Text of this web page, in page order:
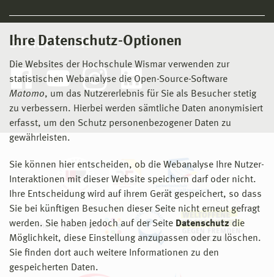
Ihre Datenschutz-Optionen
Die Websites der Hochschule Wismar verwenden zur
statistischen Webanalyse die Open-Source-Software
Matomo, um das Nutzererlebnis für Sie als Besucher stetig
zu verbessern. Hierbei werden sämtliche Daten anonymisiert
erfasst, um den Schutz personenbezogener Daten zu
gewährleisten.
Sie können hier entscheiden, ob die Webanalyse Ihre Nutzer-
Interaktionen mit dieser Website speichern darf oder nicht.
Ihre Entscheidung wird auf ihrem Gerät gespeichert, so dass
Sie bei künftigen Besuchen dieser Seite nicht erneut gefragt
werden. Sie haben jedoch auf der Seite Datenschutz die
Möglichkeit, diese Einstellung anzupassen oder zu löschen.
Sie finden dort auch weitere Informationen zu den
gespeicherten Daten.
Social Media